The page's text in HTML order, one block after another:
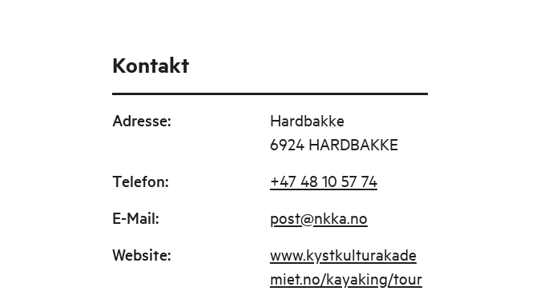
Kontakt
Adresse:
Hardbakke
6924 HARDBAKKE
Telefon: +47 48 10 57 74
E-Mail: post@nkka.no
Website:
www.kystkulturakade
miet.no/kayaking/tour